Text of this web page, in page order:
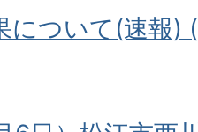
について(速報)